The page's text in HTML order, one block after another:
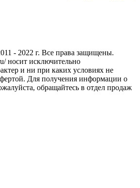
- 2022 г. Все права защищены.
носит исключительно
и ни при каких условиях не
Для получения информации о
обращайтесь в отдел продаж